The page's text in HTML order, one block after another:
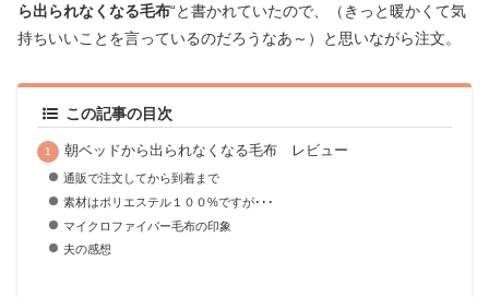
ら出られなくなる毛布“と書かれていたので、（きっと暖かくて気
持ちいいことを言っているのだろうなあ～）と思いながら注文。
この記事の目次
朝ベッドから出られなくなる毛布 レビュー
通販で注文してから到着まで
素材はポリエステル１００%ですが･･･
マイクロファイバー毛布の印象
夫の感想